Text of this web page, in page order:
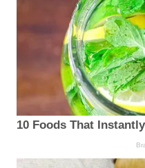
10 Foods That